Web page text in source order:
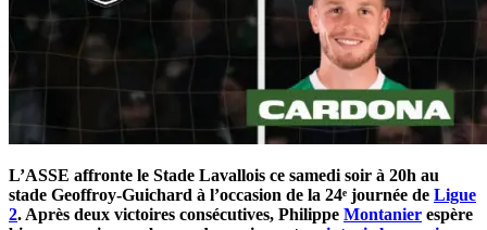
L’ASSE affronte le Stade Lavallois ce samedi soir à 20h au
stade Geoffroy-Guichard à l’occasion de la 24ᵉ journée de Ligue
2. Après deux victoires consécutives, Philippe Montanier espère